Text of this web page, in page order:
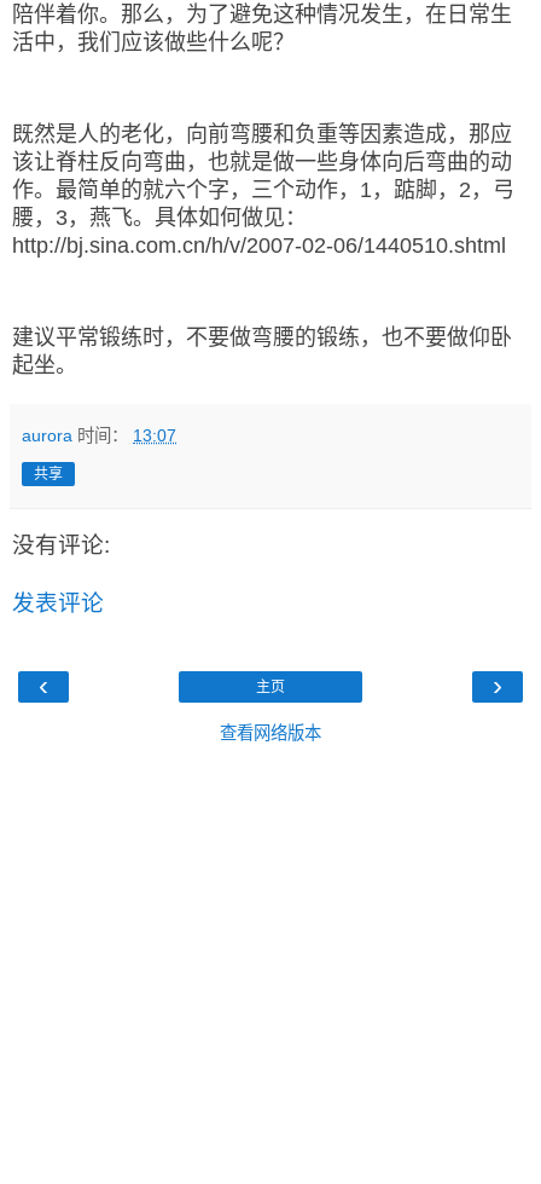
陪伴着你。那么，为了避免这种情况发生，在日常生
活中，我们应该做些什么呢？
既然是人的老化，向前弯腰和负重等因素造成，那应
该让脊柱反向弯曲，也就是做一些身体向后弯曲的动
作。最简单的就六个字，三个动作，1，踮脚，2，弓
腰，3，燕飞。具体如何做见：
http://bj.sina.com.cn/h/v/2007-02-06/1440510.shtml
建议平常锻练时，不要做弯腰的锻练，也不要做仰卧
起坐。
aurora 时间： 13:07
共享
没有评论:
发表评论
‹ ›
主页
查看网络版本